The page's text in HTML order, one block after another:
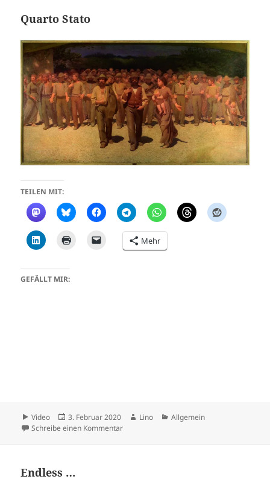
Quarto Stato
TEILEN MIT:
Mehr
GEFÄLLT MIR:
Format
Video
Veröffentlicht
am
3. Februar 2020 Autor
Lino Kategorien
Allgemein
Schreibe einen Kommentarzu Quarto Stato
Endless …